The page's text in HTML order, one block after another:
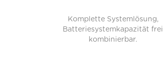
Komplette Systemlösung,
Batteriesystemkapazität frei
kombinierbar.